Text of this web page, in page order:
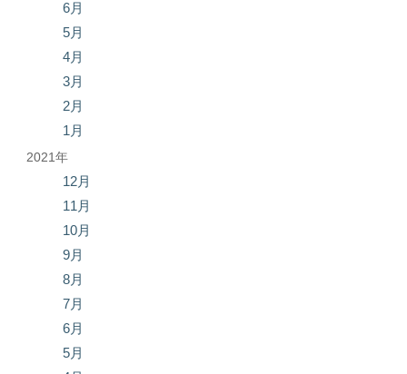
6月
5月
4月
3月
2月
1月
2021年
12月
11月
10月
9月
8月
7月
6月
5月